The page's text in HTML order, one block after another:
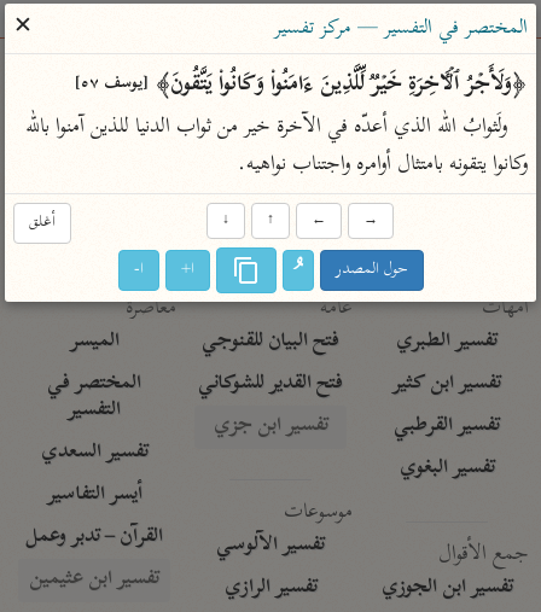
ساهم معنا في نشر القرآن والعلم الشرعي
الباحث القرآني
بحث تفسير علوم مصاحف معاجم
Type 2 or more characters for results.
Type 1 or more
characters for results.
أمّهات
تفسير الطبري
تفسير ابن كثير
تفسير القرطبي
تفسير البغوي
جمع الأقوال
تفسير ابن الجوزي
عامّة
فتح البيان للقنوجي
فتح القدير للشوكاني
تفسير ابن جزي
موسوعات
تفسير الآلوسي
تفسير الرازي
معاصرة
الميسر
المختصر في
التفسير
تفسير السعدي
أيسر التفاسير
القرآن – تدبر وعمل
تفسير ابن عثيمين
المختصر في التفسير — مركز تفسير
✕
﴿وَلَأَجۡرُ ٱلۡـَٔاخِرَةِ خَیۡرࣱ لِّلَّذِینَ ءَامَنُوا۟ وَكَانُوا۟ یَتَّقُونَ﴾ [يوسف ٥٧]
وكانوا يتقونه بامتثال أوامره واجتناب نواهيه.
أغلق →
←
↑
↓
حول المصدر ا+ ا-